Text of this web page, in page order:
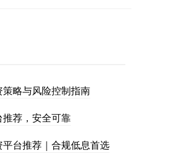
略与风险控制指南
荐，安全可靠
台推荐｜合规低息首选